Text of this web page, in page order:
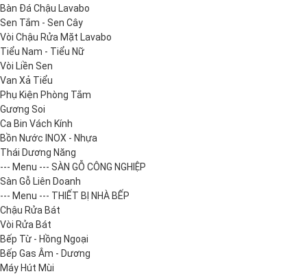
Bàn Đá Chậu Lavabo
Sen Tắm - Sen Cây
Vòi Chậu Rửa Mặt Lavabo
Tiểu Nam - Tiểu Nữ
Vòi Liền Sen
Van Xả Tiểu
Phụ Kiện Phòng Tắm
Gương Soi
Ca Bin Vách Kính
Bồn Nước INOX - Nhựa
Thái Dương Năng
--- Menu --- SÀN GỖ CÔNG NGHIỆP
Sàn Gỗ Liên Doanh
--- Menu --- THIẾT BỊ NHÀ BẾP
Chậu Rửa Bát
Vòi Rửa Bát
Bếp Từ - Hồng Ngoại
Bếp Gas Âm - Dương
Máy Hút Mùi